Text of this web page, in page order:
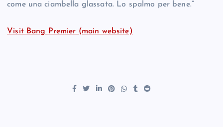
come una ciambella glassata. Lo spalmo per bene.”
Visit Bang Premier (main website)